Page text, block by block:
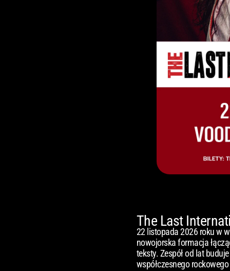
The Last
22 listopada 2026 roku w
nowojorska formacja
teksty. Zespół od lat
współczesnego